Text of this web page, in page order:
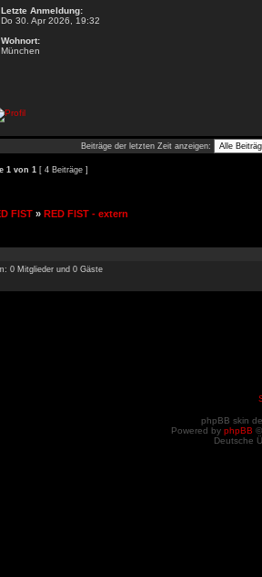
Letzte Anmeldung:
Do 30. Apr 2026, 19:32
Wohnort:
München
Beiträge der letzten Zeit anzeigen:
1 von 1 [ 4 Beiträge ]
FIST » RED FIST - extern
0 Mitglieder und 0 Gäste
phpBB skin
Powered by phpBB
Deutsche